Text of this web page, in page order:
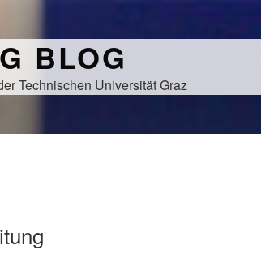
BLOG
Technischen Universität Graz